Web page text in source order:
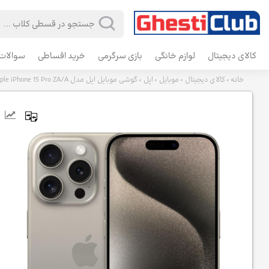
کالای دیجیتال لوازم خانگی بازی سرگرمی خرید اقساطی
خانه > کالای دیجیتال > موبایل > اپل > گوشی موبایل اپل مدل Apple iPhone 15 Pro ZA/A ظرفیت 128 گیگابایت رم 8 گیگابایت